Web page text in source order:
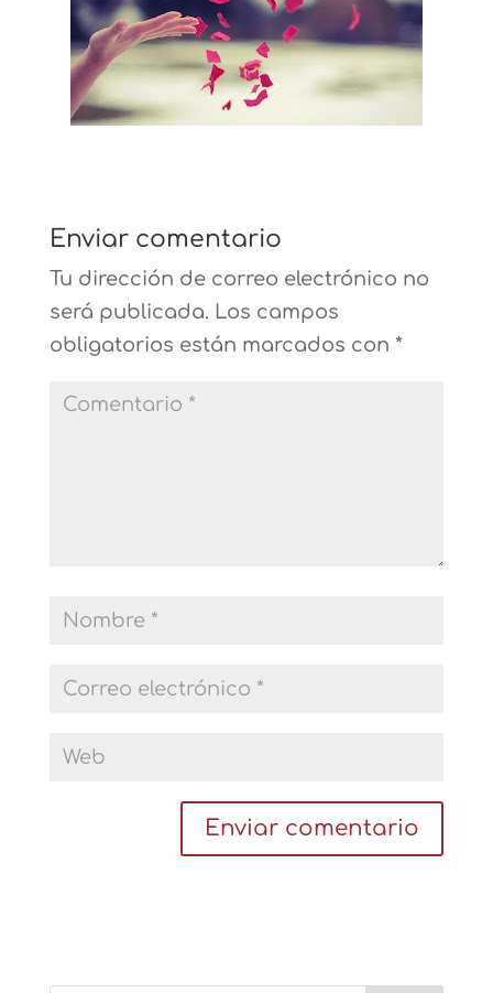
Enviar comentario
Tu dirección de correo electrónico no
será publicada. Los campos
obligatorios están marcados con *